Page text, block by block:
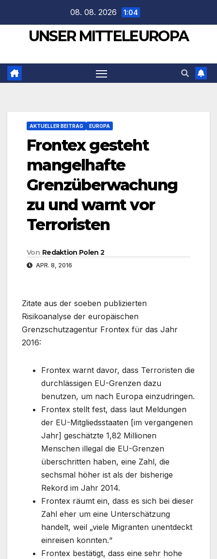
springen
08. 08. 2026 1:04
UNSER MITTELEUROPA
AKTUELLER BEITRAG EUROPA
Frontex gesteht
mangelhafte
Grenzüberwachung
zu und warnt vor
Terroristen
Von Redaktion Polen 2
APR. 8, 2016
Zitate aus der soeben publizierten
Risikoanalyse der europäischen
Grenzschutzagentur Frontex für das Jahr
2016:
Frontex warnt davor, dass Terroristen die
durchlässigen EU-Grenzen dazu
benutzen, um nach Europa einzudringen.
Frontex stellt fest, dass laut Meldungen
der EU-Mitgliedsstaaten [im vergangenen
Jahr] geschätzte 1,82 Millionen
Menschen illegal die EU-Grenzen
überschritten haben, eine Zahl, die
sechsmal höher ist als der bisherige
Rekord im Jahr 2014.
Frontex räumt ein, dass es sich bei dieser
Zahl eher um eine Unterschätzung
handelt, weil „viele Migranten unentdeckt
einreisen konnten.“
Frontex bestätigt, dass eine sehr hohe